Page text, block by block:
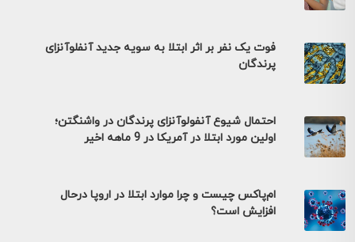
فوت یک نفر بر اثر ابتلا به سویه جدید آنفلوآنزای
پرندگان
احتمال شیوع آنفولوآنزای پرندگان در واشنگتن؛
اولین مورد ابتلا در آمریکا در 9 ماهه اخیر
ام‌پاکس چیست و چرا موارد ابتلا در اروپا درحال
افزایش است؟